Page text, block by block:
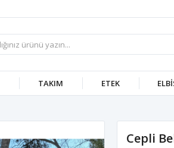
TAKIM ETEK
Cepli